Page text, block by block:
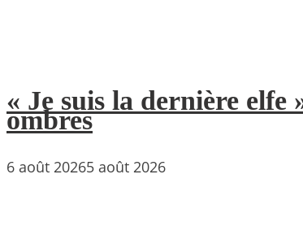
« Je suis la dernière
ombres
6 août 20265 août 2026